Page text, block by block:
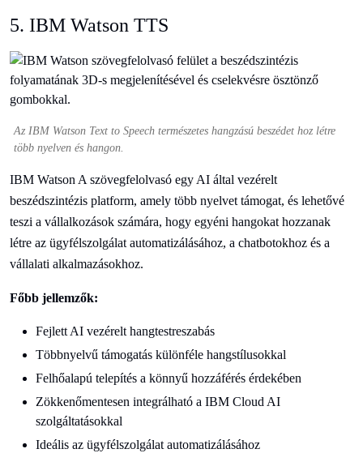
5. IBM Watson TTS
Az IBM Watson Text to Speech természetes hangzású beszédet hoz létre
több nyelven és hangon.
IBM Watson A szövegfelolvasó egy AI által vezérelt
beszédszintézis platform, amely több nyelvet támogat, és lehetővé
teszi a vállalkozások számára, hogy egyéni hangokat hozzanak
létre az ügyfélszolgálat automatizálásához, a chatbotokhoz és a
vállalati alkalmazásokhoz.
Főbb jellemzők:
Fejlett AI vezérelt hangtestreszabás
Többnyelvű támogatás különféle hangstílusokkal
Felhőalapú telepítés a könnyű hozzáférés érdekében
Zökkenőmentesen integrálható a IBM Cloud AI
szolgáltatásokkal
Ideális az ügyfélszolgálat automatizálásához